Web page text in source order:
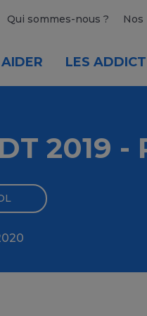
Qui sommes-nous ? Nos
LES
2019 -